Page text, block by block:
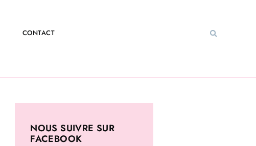
CONTACT
NOUS SUIVRE SUR
FACEBOOK